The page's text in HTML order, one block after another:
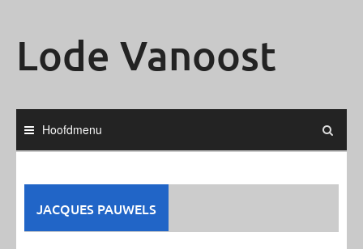
Lode Vanoost
Hoofdmenu
JACQUES PAUWELS